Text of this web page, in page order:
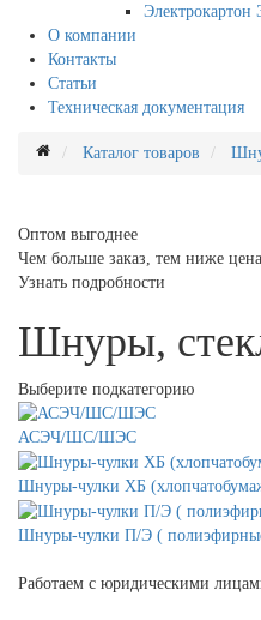
Электрокартон
О компании
Контакты
Статьи
Техническая документация
Каталог товаров
Оптом выгоднее
Чем больше заказ, тем ниже цена
Узнать подробности
Шнуры,
Выберите подкатегорию
АСЭЧ/ШС/ШЭС
Шнуры-чулки ХБ
Шнуры-чулки П/Э (
Работаем с юридическими